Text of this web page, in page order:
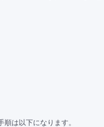
は以下になります。